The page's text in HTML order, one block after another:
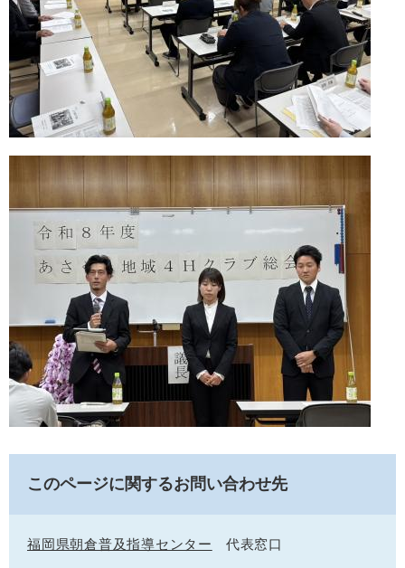
このページに関するお問い合わせ先
福岡県朝倉普及指導センター 代表窓口